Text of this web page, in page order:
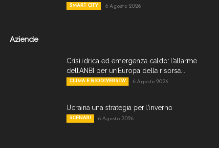
SMART CITY 6 Agosto 2026
Aziende
Crisi idrica ed emergenza caldo: l’allarme
dell’ANBI per un’Europa della risorsa...
CLIMA E BIODIVERSITA' 6 Agosto 2026
Ucraina una strategia per l’inverno
SCENARI 6 Agosto 2026